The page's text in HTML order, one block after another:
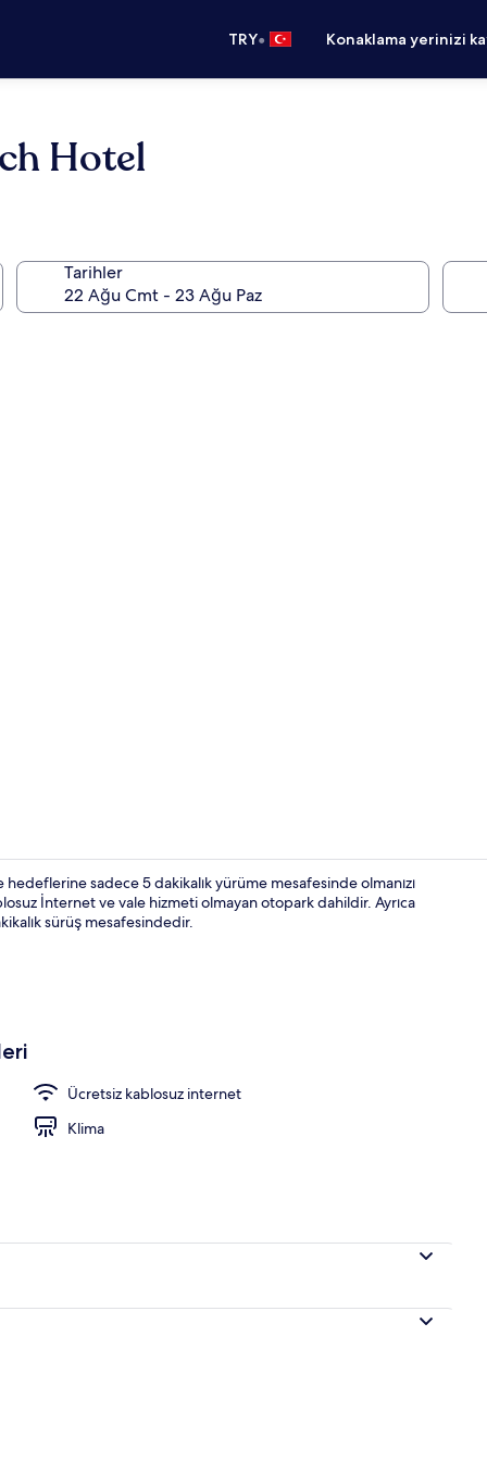
TRY• Konaklama yerinizi
Hotel
Tarihler
sadece 5 dakikalık yürüme mesafesinde olmanızı
İnternet ve vale hizmeti olmayan otopark dahildir. Ayrıca
sürüş mesafesindedir.
Ücretsiz kablosuz internet
Klima